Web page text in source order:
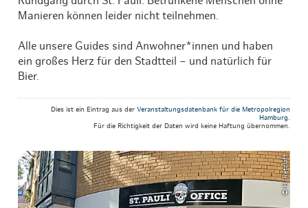
Manieren können leider nicht teilnehmen.
Alle unsere Guides sind Anwohner*innen und haben
ein großes Herz für den Stadtteil – und natürlich für
Bier.
Dies ist ein Eintrag aus der Veranstaltungsdatenbank für die Metropolregion
Hamburg.
Für die Richtigkeit der Daten wird keine Haftung übernommen.
© H. Retzlaff